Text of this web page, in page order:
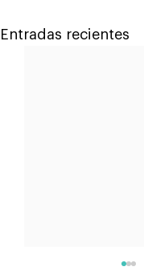
Entradas recientes